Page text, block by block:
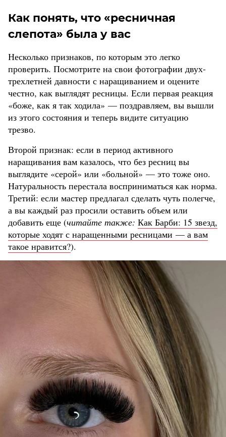
Как понять, что «ресничная
слепота» была у вас
Несколько признаков, по которым это легко
проверить. Посмотрите на свои фотографии двух-
трехлетней давности с наращиванием и оцените
честно, как выглядят ресницы. Если первая реакция
«боже, как я так ходила» — поздравляем, вы вышли
из этого состояния и теперь видите ситуацию
трезво.
Второй признак: если в период активного
наращивания вам казалось, что без ресниц вы
выглядите «серой» или «больной» — это тоже оно.
Натуральность перестала восприниматься как норма.
Третий: если мастер предлагал сделать чуть полегче,
а вы каждый раз просили оставить объем или
добавить еще (читайте также: Как Барби: 15 звезд,
которые ходят с наращенными ресницами — а вам
такое нравится?).